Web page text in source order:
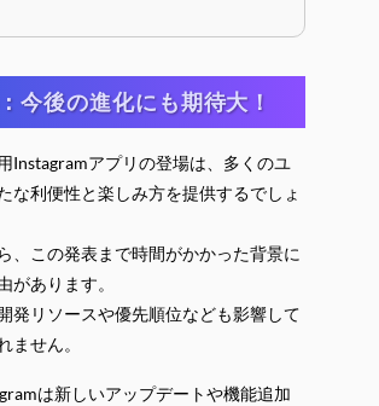
今後の進化にも期待大！
Instagramアプリの登場は、多くのユ
な利便性と楽しみ方を提供するでしょ
、この発表まで時間がかかった背景に
があります。
発リソースや優先順位なども影響して
ません。
は新しいアップデートや機能追加